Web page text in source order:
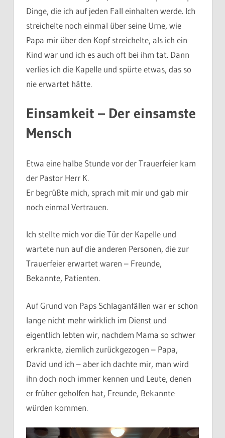
Dinge, die ich auf jeden Fall einhalten werde. Ich
streichelte noch einmal über seine Urne, wie
Papa mir über den Kopf streichelte, als ich ein
Kind war und ich es auch oft bei ihm tat. Dann
verlies ich die Kapelle und spürte etwas, das so
nie erwartet hätte.
Einsamkeit – Der einsamste
Mensch
Etwa eine halbe Stunde vor der Trauerfeier kam
der Pastor Herr K.
Er begrüßte mich, sprach mit mir und gab mir
noch einmal Vertrauen.
Ich stellte mich vor die Tür der Kapelle und
wartete nun auf die anderen Personen, die zur
Trauerfeier erwartet waren – Freunde,
Bekannte, Patienten.
Auf Grund von Paps Schlaganfällen war er schon
lange nicht mehr wirklich im Dienst und
eigentlich lebten wir, nachdem Mama so schwer
erkrankte, ziemlich zurückgezogen – Papa,
David und ich – aber ich dachte mir, man wird
ihn doch noch immer kennen und Leute, denen
er früher geholfen hat, Freunde, Bekannte
würden kommen.